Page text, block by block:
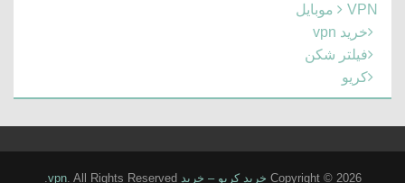
VPN موبایل
خرید vpn
فیلتر شکن
کریو
Copyright © 2026 خرید کریو – خرید vpn. All Rights Reserved.